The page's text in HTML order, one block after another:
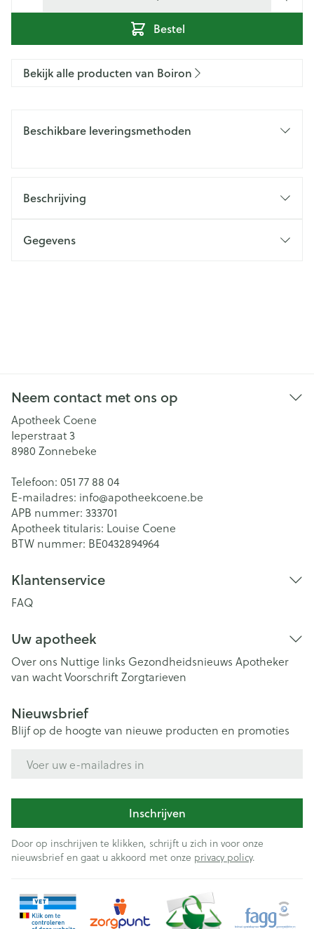
Bestel
Bekijk alle producten van Boiron
Beschikbare leveringsmethoden
Beschrijving
Gegevens
Neem contact met ons op
Apotheek Coene
Ieperstraat 3
8980 Zonnebeke
Telefoon: 051 77 88 04
E-mailadres: info@apotheekcoene.be
APB nummer: 333701
Apotheek titularis: Louise Coene
BTW nummer: BE0432894964
Klantenservice
FAQ
Uw apotheek
Over ons Nuttige links Gezondheidsnieuws Apotheker
van wachtVoorschriftZorgtarieven
Nieuwsbrief
Blijf op de hoogte van nieuwe producten en promoties
Inschrijven
Door op inschrijven te klikken, schrijft u zich in voor onze
nieuwsbrief en gaat u akkoord met onze privacy policy.